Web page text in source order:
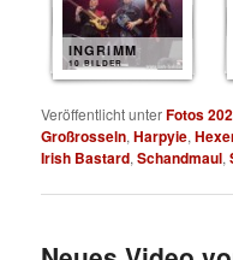
INGRIMM
10 BILDER
Veröffentlicht unterFotos
Großrosseln,Harpyie,
Irish Bastard,Schandmaul,